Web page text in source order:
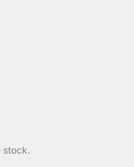
stock.